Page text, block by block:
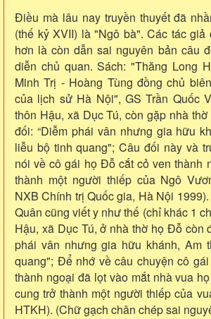
Điều mà lâu nay truyền thuyết đã
(thế kỷ XVII) là "Ngô bà". Các tác giả
hơn là còn dẫn sai nguyên bản câu
diễn chủ quan. Sách: "Thăng Long
Minh Trị - Hoàng Tùng đồng chủ
của lịch sử Hà Nội", GS Trần Quốc
thôn Hậu, xã Dục Tú, còn gặp nhà
đối: “Diễm phái vân nhưng gia hữu
liễu bộ tinh quang"; Câu đối này và
nói về cô gái họ Đỗ cắt cỏ ven thành
thành một người thiếp của Ngô
NXB Chính trị Quốc gia, Hà Nội
Quân cũng viết y như thế (chỉ khác 1
Hậu, xã Dục Tú, ở nhà thờ họ Đỗ còn
phái vân nhưng gia hữu khánh, Am
quang"; Để nhớ về câu chuyện cô
thành ngoại đã lọt vào mắt nhà vua
cung trở thành một người thiếp của
HTKH). (Chữ gạch chân chép sai